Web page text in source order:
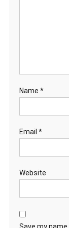
Name *
Email *
Website
Save my name,